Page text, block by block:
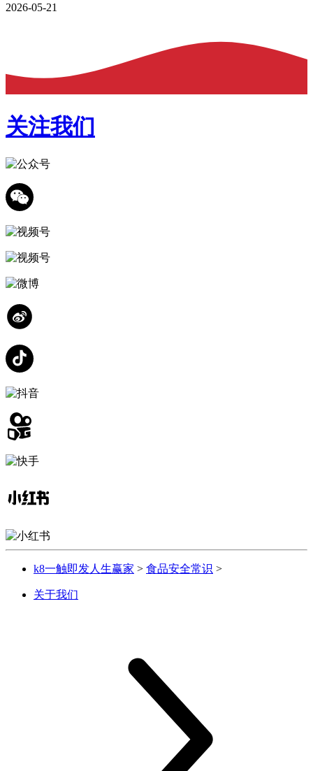
2026-05-21
关注我们
k8一触即发人生赢家 > 食品安全常识 >
关于我们